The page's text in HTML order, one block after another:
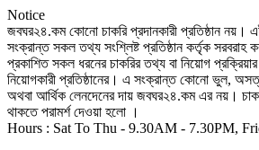
Notice
জবঘর২৪.কম কোনো চাকরি প্রদানকারী প্রতিষ্ঠান নয়।
সংক্রান্ত সকল তথ্য সংশ্লিষ্ট প্রতিষ্ঠান কর্তৃক সরবরাহ
প্রকাশিত সকল ধরনের চাকরির তথ্য বা নিয়োগ
নিয়োগকারী প্রতিষ্ঠানের। এ সংক্রান্ত কোনো ভুল,
অথবা আর্থিক লেনদেনের দায় জবঘর২৪.কম এর নয়।
থাকতে পরামর্শ দেওয়া হলো ।
Hours : Sat To Thu - 9.30AM - 7.30PM,